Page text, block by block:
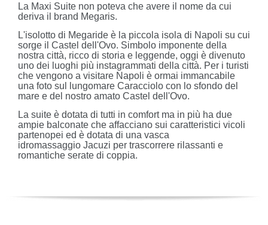
La Maxi Suite non poteva che avere il nome da cui
deriva il brand Megaris.
L'isolotto di Megaride è la piccola isola di Napoli su cui
sorge il Castel dell'Ovo. Simbolo imponente della
nostra città, ricco di storia e leggende, oggi è divenuto
uno dei luoghi più instagrammati della città. Per i turisti
che vengono a visitare Napoli è ormai immancabile
una foto sul lungomare Caracciolo con lo sfondo del
mare e del nostro amato Castel dell'Ovo.
La suite è dotata di tutti in comfort ma in più ha due
ampie balconate che affacciano sui caratteristici vicoli
partenopei ed è dotata di una vasca
idromassaggio Jacuzi per trascorrere rilassanti e
romantiche serate di coppia.